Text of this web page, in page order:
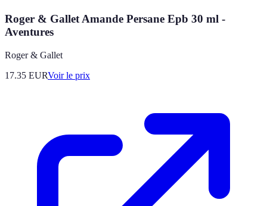
Roger & Gallet Amande Persane Epb 30 ml -
Aventures
Roger & Gallet
17.35 EURVoir le prix